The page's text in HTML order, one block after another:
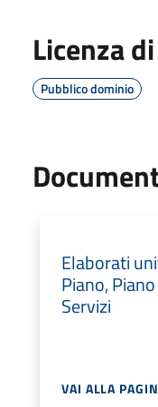
Licenza
Pubblico dominio
Elaborati
Piano,
Servizi
VAI ALLA